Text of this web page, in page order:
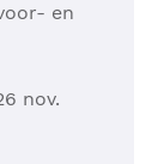
en
nov.